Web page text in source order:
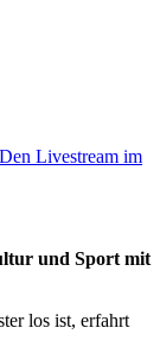
Den Livestream im
und Sport mit
los ist, erfahrt